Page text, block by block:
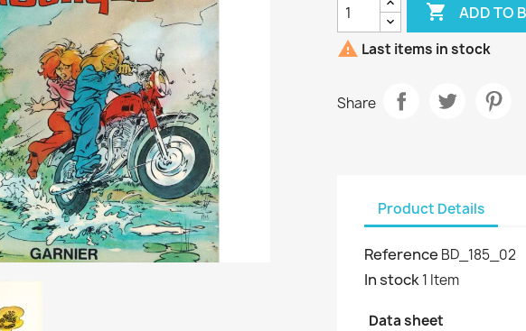
 ADD TO
 Last items in stock
Share
Product Details
Reference BD_185_02
In stock1 Item
Data sheet